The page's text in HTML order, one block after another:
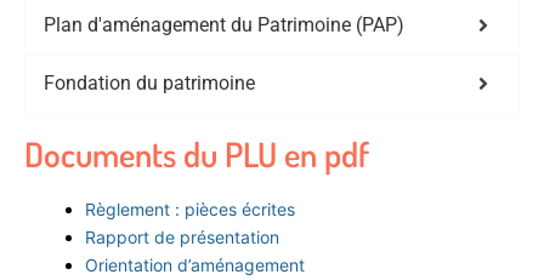
Plan d'aménagement du Patrimoine (PAP)
Fondation du patrimoine
Documents du PLU en pdf
Règlement : pièces écrites
Rapport de présentation
Orientation d’aménagement